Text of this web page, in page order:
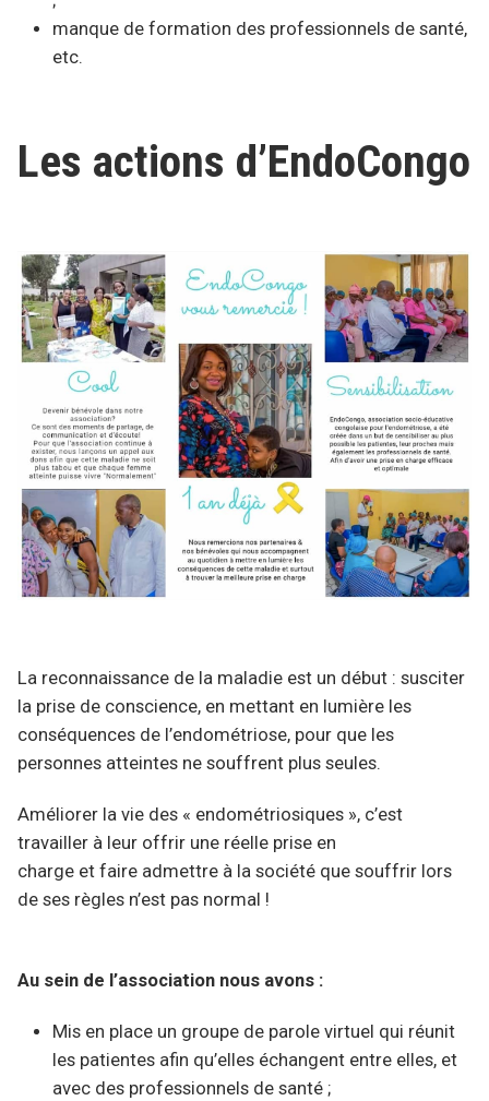
manque de formation des professionnels de santé,
etc.
Les actions d’EndoCongo
La reconnaissance de la maladie est un début : susciter
la prise de conscience, en mettant en lumière les
conséquences de l’endométriose, pour que les
personnes atteintes ne souffrent plus seules.
Améliorer la vie des « endométriosiques », c’est
travailler à leur offrir une réelle prise en
charge et faire admettre à la société que souffrir lors
de ses règles n’est pas normal !
Au sein de l’association nous avons :
Mis en place un groupe de parole virtuel qui réunit
les patientes afin qu’elles échangent entre elles, et
avec des professionnels de santé ;